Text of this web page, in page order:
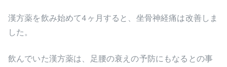
漢方薬を飲み始めて4ヶ月すると、坐骨神経痛は改善しま
した。
飲んでいた漢方薬は、足腰の衰えの予防にもなるとの事